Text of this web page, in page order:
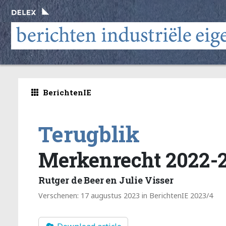
BerichtenIE
Terugblik
Merkenrecht 2022-
Rutger de Beer en Julie Visser
Verschenen: 17 augustus 2023 in BerichtenIE 2023/4